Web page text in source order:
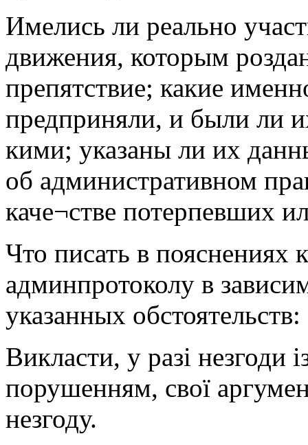
Имелись ли реально
движения, которым
препятствие; какие
предприняли, и были ли
кими; указаны ли их
об административном
каче¬стве потерпевших
Что писать в пояснениях к
админпротоколу в
указанных обстоятельств:
Викласти, у разі незгоди
порушенням, свої
незгоду.